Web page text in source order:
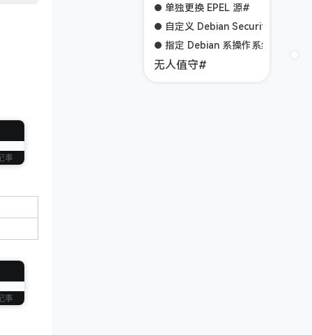
单独更换 EPEL 源#
自定义 Debian Security 源#
指定 Debian 系操作系统的版本
无人值守#
事
事